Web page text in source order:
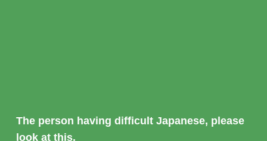
The person having difficult Japanese, please
look at this.